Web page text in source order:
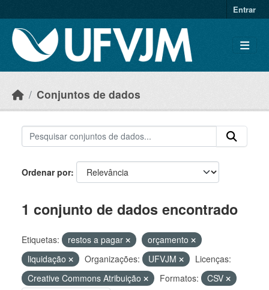
Entrar
Conjuntos de dados
Ordenar por
1 conjunto de dados encontrado
Etiquetas: restos a pagar
orçamento
liquidação
Organizações: UFVJM
Licenças:
Creative Commons Atribuição
Formatos:
CSV